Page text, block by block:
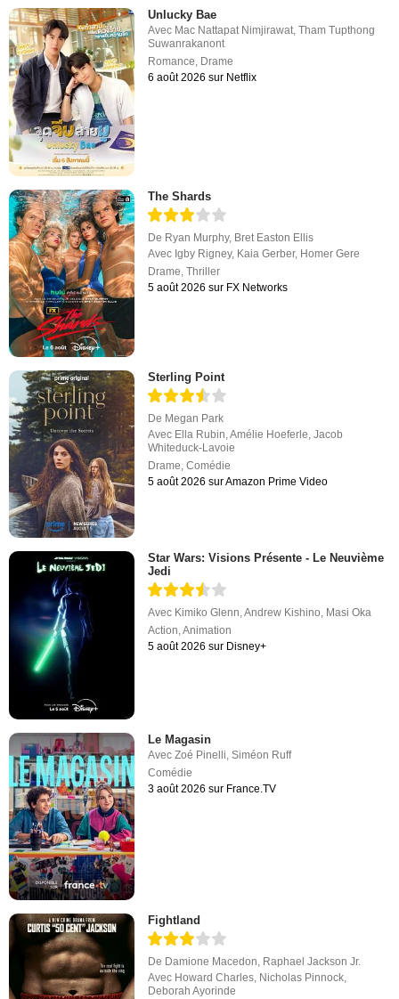
Unlucky Bae
Avec Mac Nattapat Nimjirawat,Tham Tupthong
Suwanrakanont
Romance, Drame
6 août 2026 sur Netflix
The Shards
De Ryan Murphy, Bret Easton Ellis
Avec Igby Rigney, Kaia Gerber, Homer Gere
Drame ,Thriller
5 août 2026 sur FX Networks
Sterling Point
De Megan Park
Avec Ella Rubin,Amélie Hoeferle,Jacob
Whiteduck-Lavoie
Drame,Comédie
5 août 2026 sur Amazon Prime Video
Star Wars: Visions Présente - Le Neuvième
Jedi
Avec Kimiko Glenn,Andrew Kishino, Masi Oka
Action,Animation
5 août 2026 sur Disney+
Le Magasin
AvecZoé Pinelli ,Siméon Ruff
Comédie
3 août 2026 sur France.TV
Fightland
De Damione Macedon, Raphael Jackson Jr.
Avec Howard Charles, Nicholas Pinnock,
Deborah Ayorinde